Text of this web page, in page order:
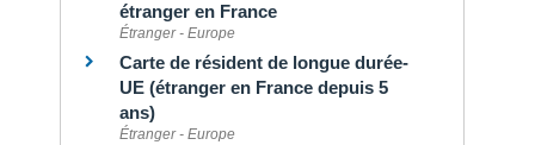
étranger en France
Étranger - Europe
Carte de résident de longue durée-
UE (étranger en France depuis 5
ans)
Étranger - Europe